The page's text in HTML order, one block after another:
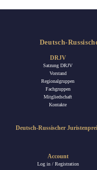
Deutsch-
DRJV
Satzung DRJV
Vorstand
Regionalgruppen
Fachgruppen
Mitgliedschaft
Kontakte
Deutsch-Russischer
Account
Log in / Registration